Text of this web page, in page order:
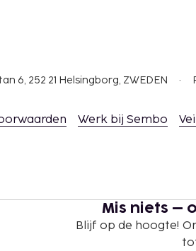
6, 252 21 Helsingborg, ZWEDEN
Werk bij Sembo
Mis niets –
Blijf op de hoogte!